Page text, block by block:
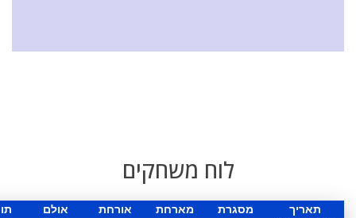
לוח משחקים
תאריך מסגרת מארחת אורחת אולם